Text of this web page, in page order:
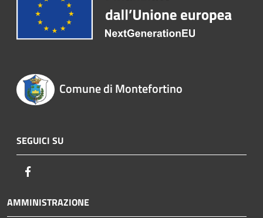
Comune di Montefortino
SEGUICI SU
AMMINISTRAZIONE